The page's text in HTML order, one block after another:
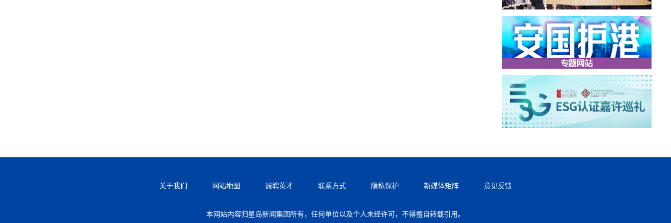
关于我们 网站地图 诚聘英才 联系方式 隐私保护 新媒体矩阵 意见反馈
本网站内容归星岛新闻集团所有，任何单位以及个人未经许可，不得擅自转载引用。